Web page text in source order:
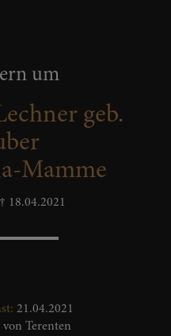
um
geb.
Mamme
18.04.2021
21.04.2021
Terenten